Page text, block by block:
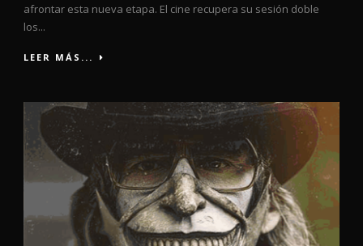
afrontar esta nueva etapa. El cine recupera su sesión doble
los...
LEER MÁS...